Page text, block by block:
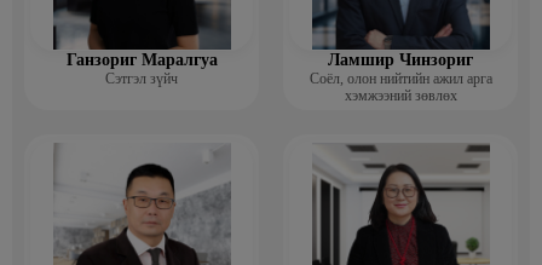
Ганзориг Маралгуа
Сэтгэл зүйч
Ламшир Чинзориг
Соёл, олон нийтийн ажил арга
хэмжээний зөвлөх